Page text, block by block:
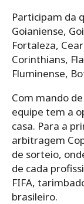
Participam da
Goianiense,
Fortaleza,
Corinthians,
Fluminense,
Com mando
equipe tem a
casa. Para a
arbitragem
de sorteio,
de cada
FIFA,
brasileiro.